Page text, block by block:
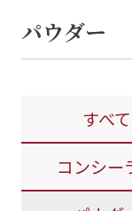
パウダー
すべて
コンシー